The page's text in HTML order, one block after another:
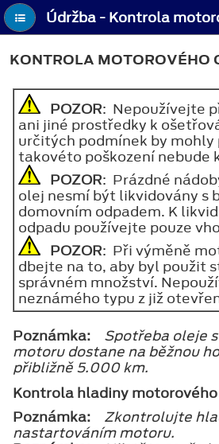
KONTROLA MOTOROVÉHO
POZOR: Nepoužívejte
ani jiné prostředky k
určitých podmínek by
takovéto poškození nebude
POZOR: Prázdné
olej nesmí být likvidovány s
domovním odpadem. K
odpadu používejte pouze
POZOR: Při výměně
dbejte na to, aby byl použit
správném množství.
neznámého typu z již
Poznámka:
Spotřeba oleje
motoru dostane na běžnou
přibližně 5.000 km.
Kontrola hladiny
Poznámka:
Zkontrolujte
nastartováním motoru.